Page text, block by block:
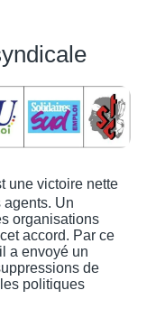
une victoire nette
Un
organisations
accord. Par ce
a envoyé un
de
politiques